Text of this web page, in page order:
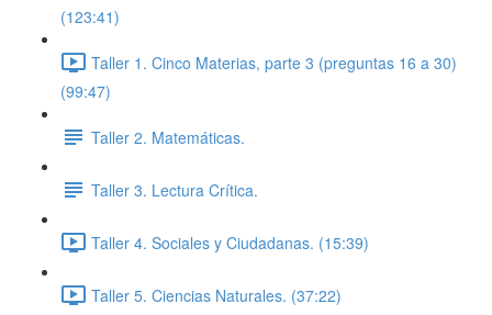
(123:41)
Taller 1. Cinco Materias, parte 3 (preguntas 16 a 30)
(99:47)
Taller 2. Matemáticas.
Taller 3. Lectura Crítica.
Taller 4. Sociales y Ciudadanas. (15:39)
Taller 5. Ciencias Naturales. (37:22)